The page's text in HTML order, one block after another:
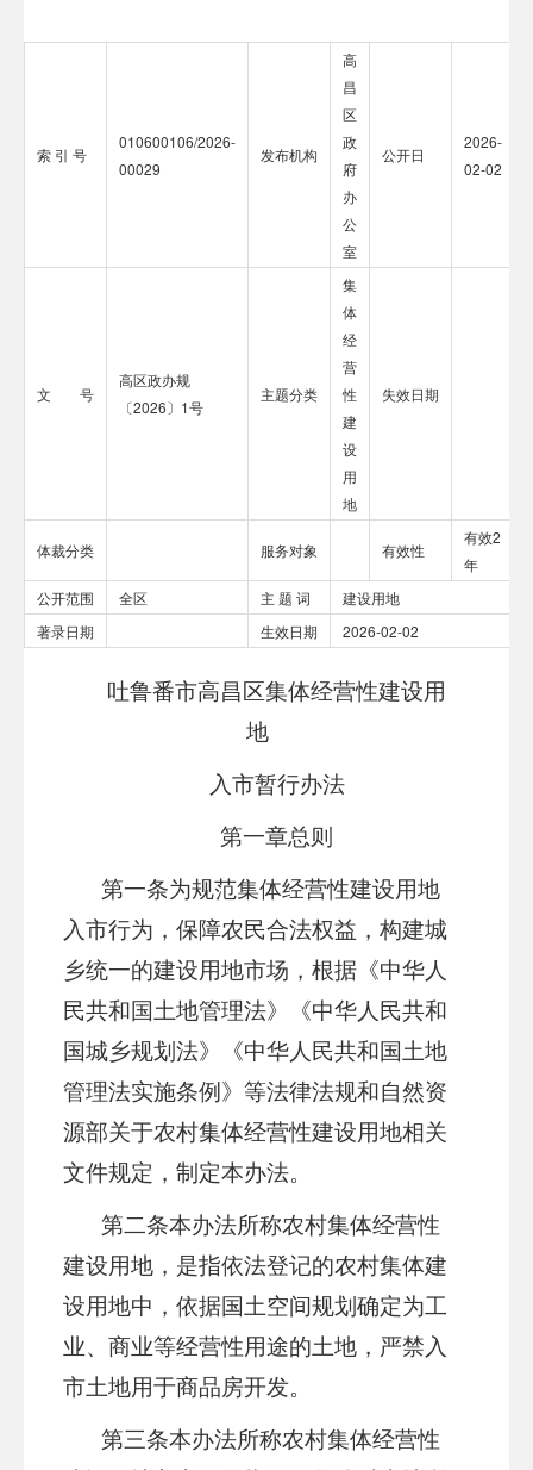
索 引 号
010600106/2026-
00029
发布机构
高
昌
区
政
府
办
公
室
公开日
2026-
02-02
文 号
高区政办规
〔2026〕1号
主题分类
集
体
经
营
性
建
设
用
地
失效日期
体裁分类 服务对象 有效性
有效2
年
公开范围
全区 主 题 词
建设用地
著录日期
生效日期 2026-02-02
吐鲁番市高昌区集体经营性建设用
地
入市暂行办法
第一章总则
第一条为规范集体经营性建设用地
入市行为，保障农民合法权益，构建城
乡统一的建设用地市场，根据《中华人
民共和国土地管理法》《中华人民共和
国城乡规划法》《中华人民共和国土地
管理法实施条例》等法律法规和自然资
源部关于农村集体经营性建设用地相关
文件规定，制定本办法。
第二条本办法所称农村集体经营性
建设用地，是指依法登记的农村集体建
设用地中，依据国土空间规划确定为工
业、商业等经营性用途的土地，严禁入
市土地用于商品房开发。
第三条本办法所称农村集体经营性